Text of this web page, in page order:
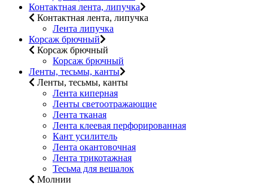
Контактная лента, липучка
Контактная лента, липучка
Лента липучка
Корсаж брючный
Корсаж брючный
Корсаж брючный
Ленты, тесьмы, канты
Ленты, тесьмы, канты
Лента киперная
Ленты светоотражающие
Лента тканая
Лента клеевая перфорированная
Кант усилитель
Лента окантовочная
Лента трикотажная
Тесьма для вешалок
Молнии